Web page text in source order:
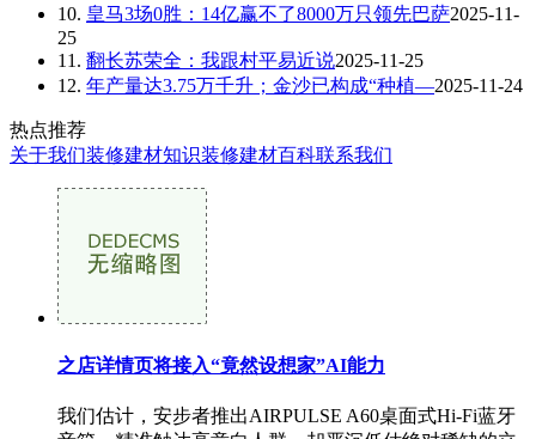
10. 皇马3场0胜：14亿赢不了8000万只领先巴萨2025-11-
25
11. 翻长苏荣全：我跟村平易近说2025-11-25
12. 年产量达3.75万千升；金沙已构成“种植—2025-11-24
热点推荐
关于我们装修建材知识装修建材百科联系我们
之店详情页将接入“竟然设想家”AI能力
我们估计，安步者推出AIRPULSE A60桌面式Hi-Fi蓝牙